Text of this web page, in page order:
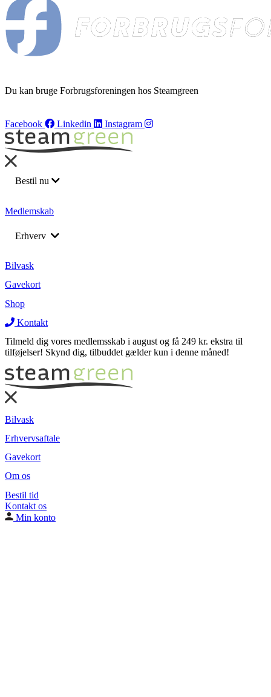
Du kan bruge Forbrugsforeningen hos Steamgreen
Facebook Linkedin Instagram
Bestil nu
Returnering af leasing biler
Rengøring af lastbil
Medlemskab
Erhverv
Varevogne
Bilvask
Gavekort
Shop
Kontakt
Tilmeld dig vores medlemsskab i august og få 249 kr. ekstra til
tilføjelser! Skynd dig, tilbuddet gælder kun i denne måned!
Bilvask
Erhvervsaftale
Gavekort
Om os
Bestil tid
Kontakt os
Min konto